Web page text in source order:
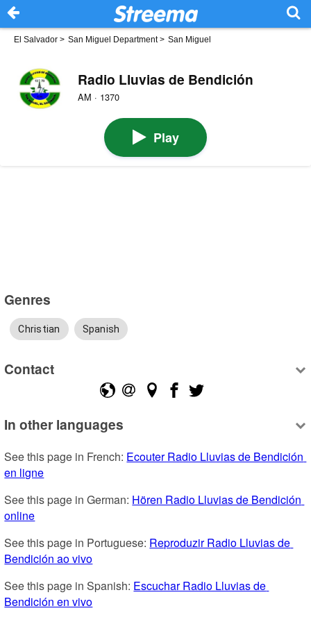
El Salvador > San Miguel Department> San Miguel
Radio Lluvias de Bendición
AM · 1370
Play
Genres
Christian Spanish
Contact
In other languages
See this page in French: Ecouter Radio Lluvias de Bendición
en ligne
See this page in German: Hören Radio Lluvias de Bendición
online
See this page in Portuguese: Reproduzir Radio Lluvias de
Bendición ao vivo
See this page in Spanish: Escuchar Radio Lluvias de
Bendición en vivo